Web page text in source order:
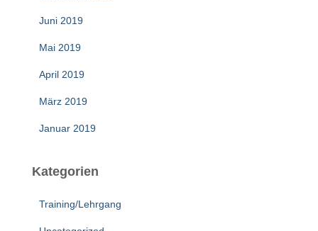
Juni 2019
Mai 2019
April 2019
März 2019
Januar 2019
Kategorien
Training/Lehrgang